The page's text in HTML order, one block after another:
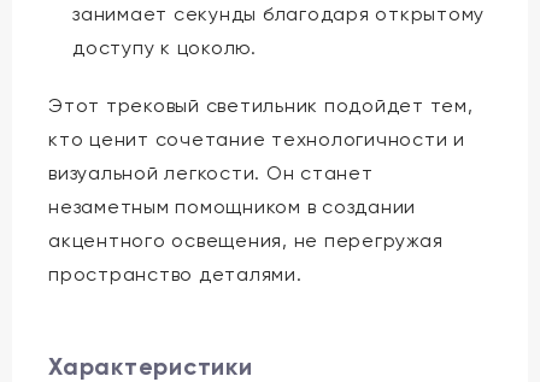
занимает секунды благодаря открытому
доступу к цоколю.
Этот трековый светильник подойдет тем,
кто ценит сочетание технологичности и
визуальной легкости. Он станет
незаметным помощником в создании
акцентного освещения, не перегружая
пространство деталями.
Характеристики